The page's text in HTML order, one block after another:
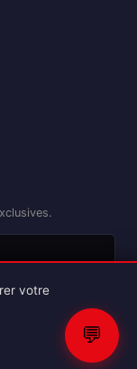
💬
votre